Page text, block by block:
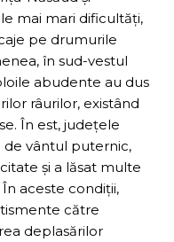
mai mari dificultăți,
pe drumurile
în sud-vestul
abudente au dus
râurilor, existând
În est, județele
de vântul puternic,
și a lăsat multe
aceste condiții,
către
deplasărilor